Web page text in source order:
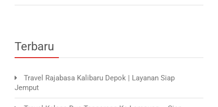
Terbaru
Travel Rajabasa Kalibaru Depok | Layanan Siap
Jemput